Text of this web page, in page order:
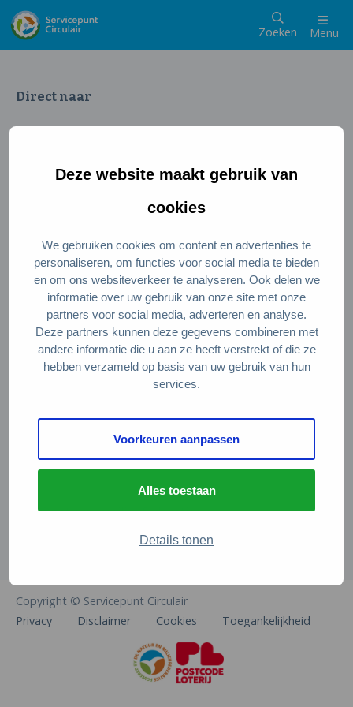
Deze website maakt gebruik van
cookies
We gebruiken cookies om content en advertenties te
personaliseren, om functies voor social media te bieden
en om ons websiteverkeer te analyseren. Ook delen we
informatie over uw gebruik van onze site met onze
partners voor social media, adverteren en analyse.
Deze partners kunnen deze gegevens combineren met
andere informatie die u aan ze heeft verstrekt of die ze
hebben verzameld op basis van uw gebruik van hun
services.
Voorkeuren aanpassen
Alles toestaan
Details tonen
Zoeken Menu
Direct naar
Wat is een circulaire samenleving
Meedoen als ondernemer
Circulaire producten en diensten
Wie zijn wij?
Over ons
Stel je vraag
Servicepunt Team
Veelgestelde vragen
De Natuur en Milieufederaties
Arthur van Schendelstraat 600
info@natuurenmilieufederaties.nl
Copyright © Servicepunt Circulair
Privacy
Disclaimer Cookies Toegankelijkheid